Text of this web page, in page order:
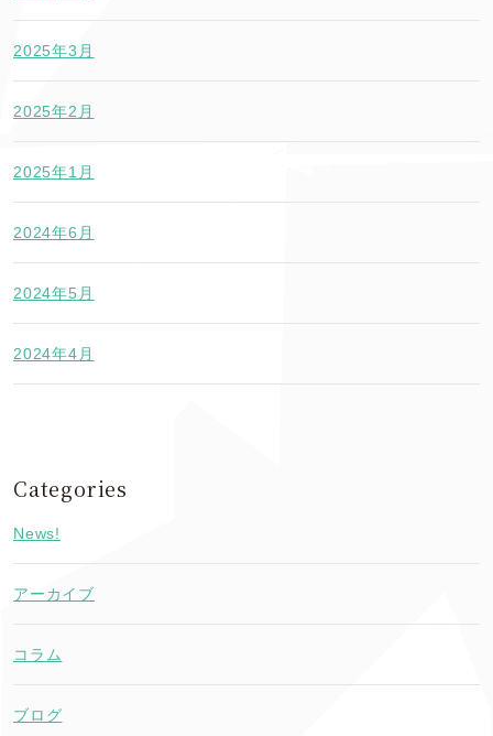
2025年3月
2025年2月
2025年1月
2024年6月
2024年5月
2024年4月
Categories
News!
アーカイブ
コラム
ブログ